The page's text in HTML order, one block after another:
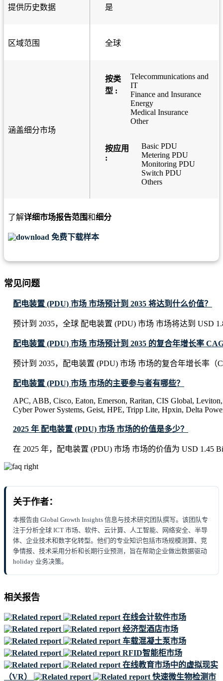
提供历史数据 是
区域范围 全球
涵盖细分市场
按类
型 :
Telecommunications and
IT
Finance and Insurance
Energy
Medical Insurance
Other
按应用
:
Basic PDU
Metering PDU
Monitoring PDU
Switch PDU
Others
了解详细市场报告范围和细分
免费下载样本
常见问题
配电装置 (PDU) 市场 市场预计到 2035 将达到什么价值？
预计到 2035，全球 配电装置 (PDU) 市场 市场将达到 USD
配电装置 (PDU) 市场 市场预计到 2035 的复合年增长率
预计到 2035，配电装置 (PDU) 市场 市场的复合年增长率（
配电装置 (PDU) 市场 市场的主要参与者有哪些？
APC, ABB, Cisco, Eaton, Emerson, Raritan, CIS Global,
Cyber Power Systems, Geist, HPE, Tripp Lite, Hpxin, Delta
2025 年 配电装置 (PDU) 市场 市场的价值是多少？
在 2025 年，配电装置 (PDU) 市场 市场的价值为 USD 1.45
关于作者：
本报告由 Global Growth Insights 信息与技术研究团队撰写。该团队专
注于分析全球 ICT 市场、软件、云计算、人工智能、网络安全、半导
体、企业技术和数字化转型。他们的专业知识包括市场规模测算、竞
争情报、技术采用分析和长期行业预测，旨在帮助企业做出数据驱动
holiday 业务决策。
相关报告
在线会计软件市场
经济型酒店市场
车载混凝土泵市场
RFID智能柜市场
在线教育市场中的虚拟现实
（VR）
快速微生物检测市